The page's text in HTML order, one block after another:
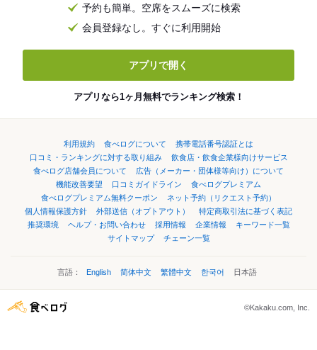
予約も簡単。空席をスムーズに検索
会員登録なし。すぐに利用開始
アプリで開く
アプリなら1ヶ月無料でランキング検索！
利用規約 食べログについて
携帯電話番号認証とは
口コミ・ランキングに対する取り組み
飲食店・飲食企業様向けサービス
食べログ店舗会員について
広告（メーカー・団体様等向け）について
機能改善要望
口コミガイドライン
食べログプレミアム
食べログプレミアム無料クーポン
ネット予約（リクエスト予約）
個人情報保護方針
外部送信（オプトアウト）
特定商取引法に基づく表記
推奨環境
ヘルプ・お問い合わせ 採用情報 企業情報
キーワード一覧
サイトマップ
チェーン一覧
言語： English 简体中文 繁體中文 한국어 日本語
©Kakaku.com, Inc.